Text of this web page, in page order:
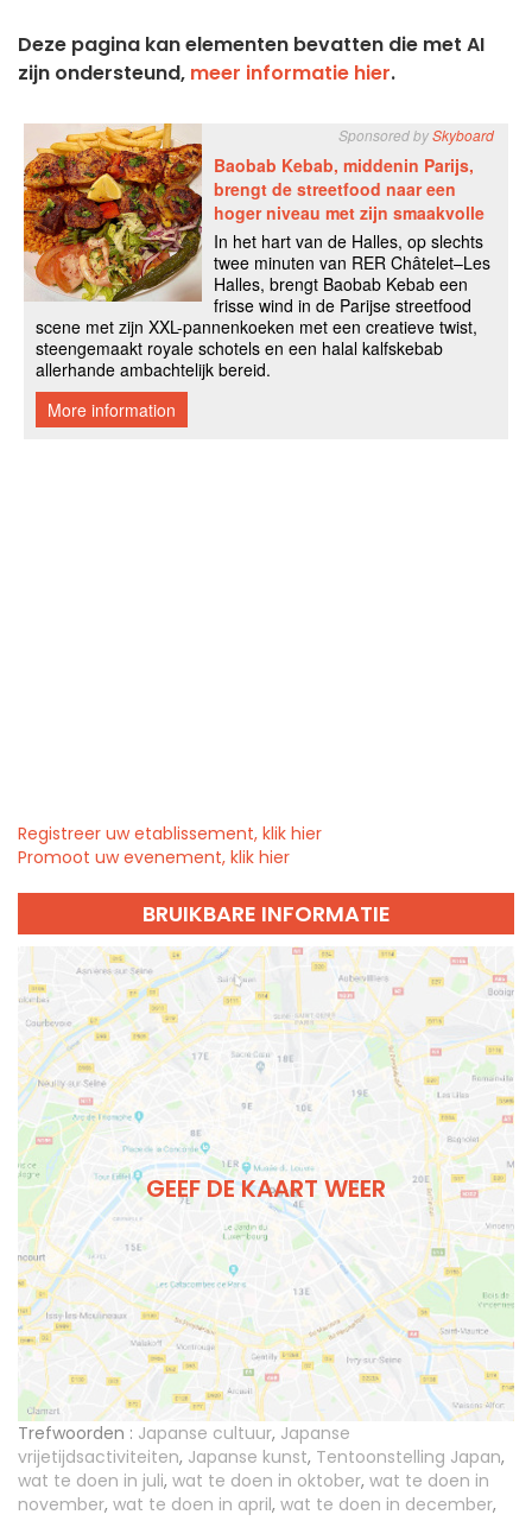
Deze pagina kan elementen bevatten die met AI
zijn ondersteund, meer informatie hier.
Registreer uw etablissement, klik hier
Promoot uw evenement, klik hier
BRUIKBARE INFORMATIE
GEEF DE KAART WEER
Trefwoorden : Japanse cultuur, Japanse
vrijetijdsactiviteiten, Japanse kunst, Tentoonstelling Japan,
wat te doen in juli, wat te doen in oktober, wat te doen in
november, wat te doen in april, wat te doen in december,